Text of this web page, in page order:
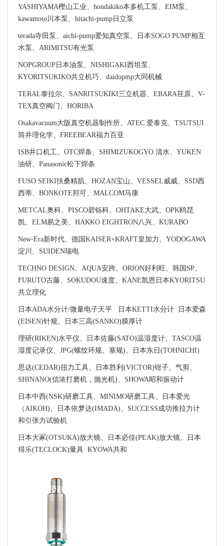
YASHIYAMA樫山工业、hondakiko本多机工泵、EIM泵、
kawamoto川本泵、hitachi-pump日立泵
terada寺田泵、aichi-pump爱知真空泵、日本SOGO PUMP相互
水泵、ARIMITSU有光泵
NOPGROUP日本油泵、NISHIGAKI西坦泵、
KYORITSUKIKO共立机巧、daidopmp大同机械
TERAL泰拉尔、SANRITSUKIKI三立机器、EBARA荏原、V-
TEX真空阀门、HORIBA
Osakavacuum大阪真空机器制作所、ATEC 爱泰克、TSUTSUI
筒井理化学、FREEBEAR福力百亚
ISB井口机工、OTC焊条、SHIMIZUKOGYO 清水、YUKEN
油研、Panasonic松下焊条
FUSO SEIKI扶桑精肌、HOZAN宝山、VESSEL威威、SSD西
西蒂、BONKOTE邦可、MALCOM马康
METCAL奥科、PISCO碧铄科、OHTAKE大武、OPK鸥琵
凯、ELM易之美、HAKKO EIGHTRON八兴、KURABO
New-Era新时代、德国KAISER+KRAFT皇加力、YODOGAWA
淀川、SUIDEN瑞电
TECHNO DESIGN、AQUA安跨、ORION好利旺、韩国SP、
FURUTO古藤、SOKUDOU速度、KANE凯恩日本KYORITSU
共立理化
日本ADA水分计/微量电子天平 日本KETTI水分计 日本爱森
(EISEN)针规、日本三高(SANKO)膜厚计
理研(RIKEN)水平仪、日本佐藤(SATO)温湿度计、TASCO温
湿度记录仪、JPG(螺纹环规、塞规)、日本东日(TOHNICHI)
思达(CEDAR)扭力工具、日本胜利(VICTOR)钳子、气剪、
SHINANO(信浓打磨机，抛光机)、SHOWA昭和振动计
日本中西(NSK)研磨工具、MINIMO研磨工具、日本爱光
（AIKOH)、日本依梦达(IMADA)、SUCCESS成功推拉力计
和引张力试验机
日本大冢(OTSUKA)放大镜、日本必佳(PEAK)放大镜、日本
得乐(TECLOCK)量具 KYOWA共和